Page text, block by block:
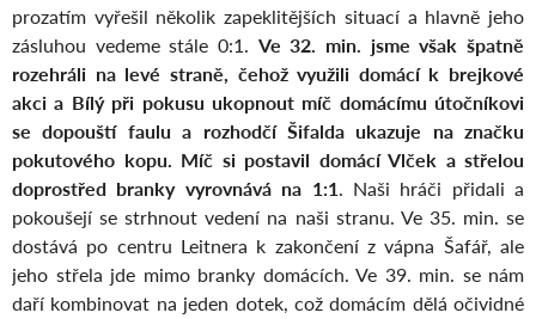
prozatím vyřešil několik zapeklitějších situací a hlavně jeho
zásluhou vedeme stále 0:1. Ve 32. min. jsme však špatně
rozehráli na levé straně, čehož využili domácí k brejkové
akci a Bílý při pokusu ukopnout míč domácímu útočníkovi
se dopouští faulu a rozhodčí Šifalda ukazuje na značku
pokutového kopu. Míč si postavil domácí Vlček a střelou
doprostřed branky vyrovnává na 1:1. Naši hráči přidali a
pokoušejí se strhnout vedení na naši stranu. Ve 35. min. se
dostává po centru Leitnera k zakončení z vápna Šafář, ale
jeho střela jde mimo branky domácích. Ve 39. min. se nám
daří kombinovat na jeden dotek, což domácím dělá očividné